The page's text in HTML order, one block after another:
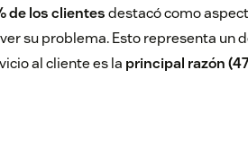
de los clientesdestacó como
su problema. Esto representa un
al cliente es la principal razón